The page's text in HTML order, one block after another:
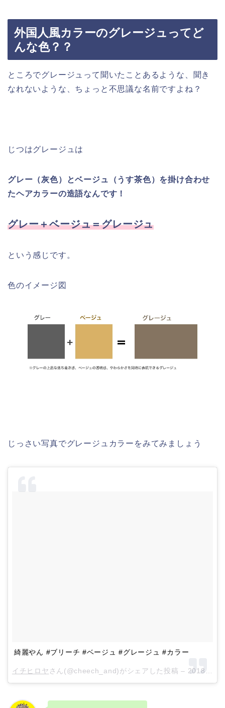
外国人風カラーのグレージュってど
んな色？？
ところでグレージュって聞いたことあるような、聞き
なれないような、ちょっと不思議な名前ですよね？
じつはグレージュは
グレー（灰色）とベージュ（うす茶色）を掛け合わせ
たヘアカラーの造語なんです！
グレー＋ベージュ＝グレージュ
という感じです。
色のイメージ図
じっさい写真でグレージュカラーをみてみましょう
綺麗やん #ブリーチ #ベージュ #グレージュ #カラー
イチヒロヤ さん(@cheech_and)がシェアした投稿 – 2018年 8月月30日午前1時32分PDT